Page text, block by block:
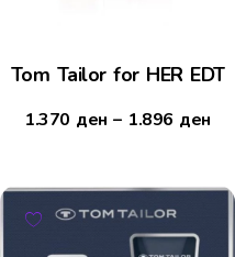
Tom Tailor for HER EDT
1.370 ден – 1.896 ден